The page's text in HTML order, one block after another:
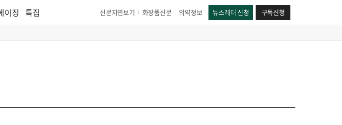
이징 특집 신문지면보기 화장품신문 의약정보 뉴스레터 신청 구독신청